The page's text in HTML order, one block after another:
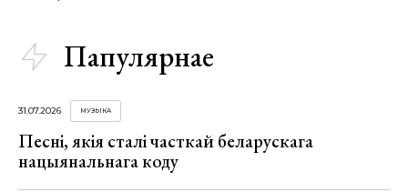
Папулярнае
31.07.2026 МУЗЫКА
Песні, якія сталі часткай беларускага
нацыянальнага коду